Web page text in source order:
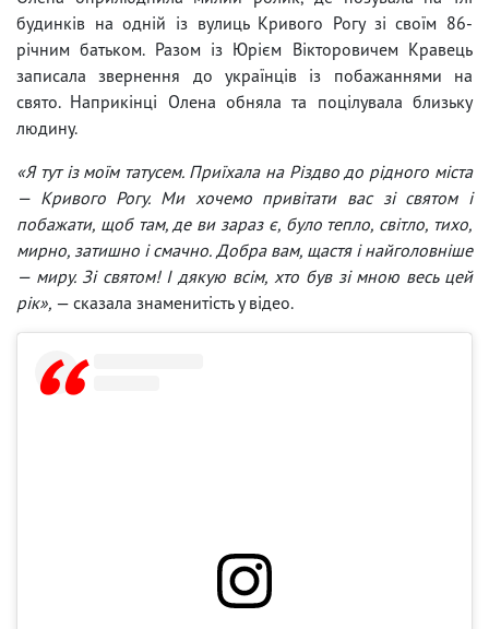
будинків на одній із вулиць Кривого Рогу зі своїм 86-
річним батьком. Разом із Юрієм Вікторовичем Кравець
записала звернення до українців із побажаннями на
свято. Наприкінці Олена обняла та поцілувала близьку
людину.
«Я тут із моїм татусем. Приїхала на Різдво до рідного міста
— Кривого Рогу. Ми хочемо привітати вас зі святом і
побажати, щоб там, де ви зараз є, було тепло, світло, тихо,
мирно, затишно і смачно. Добра вам, щастя і найголовніше
— миру. Зі святом! І дякую всім, хто був зі мною весь цей
рік», — сказала знаменитість у відео.